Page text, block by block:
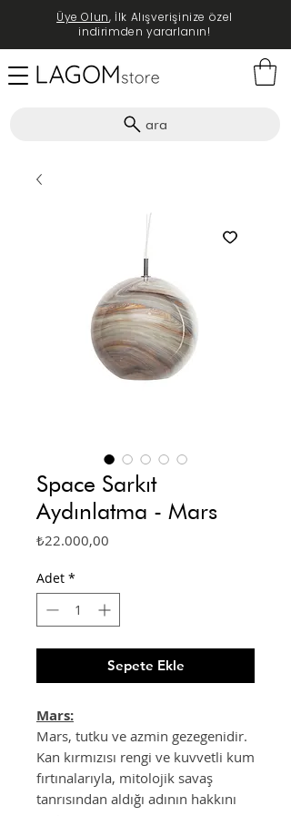
ara
Üye Olun, İlk Alışverişinize özel
indirimden yararlanın!
Space Sarkıt
Aydınlatma - Mars
₺22.000,00
Adet *
Sepete Ekle
Mars:
Mars, tutku ve azmin gezegenidir.
Kan kırmızısı rengi ve kuvvetli kum
fırtınalarıyla, mitolojik savaş
tanrısından aldığı adının hakkını